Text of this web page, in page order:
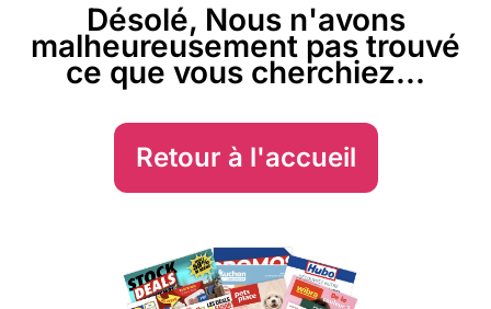
Désolé, Nous n'avons
malheureusement pas trouvé
ce que vous cherchiez...
Retour à l'accueil